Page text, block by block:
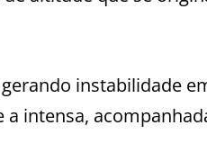
instabilidade
intensa,